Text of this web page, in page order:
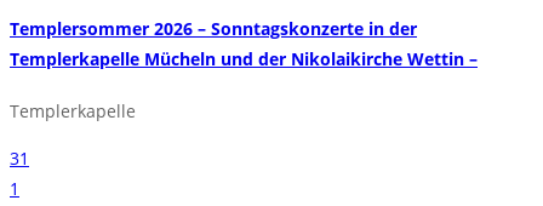
Templersommer 2026 – Sonntagskonzerte in der
Templerkapelle Mücheln und der Nikolaikirche Wettin –
Templerkapelle
31
1